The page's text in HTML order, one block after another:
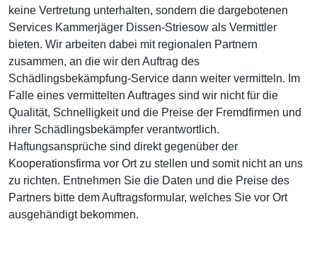
keine Vertretung unterhalten, sondern die dargebotenen
Services Kammerjäger Dissen-Striesow als Vermittler
bieten. Wir arbeiten dabei mit regionalen Partnern
zusammen, an die wir den Auftrag des
Schädlingsbekämpfung-Service dann weiter vermitteln. Im
Falle eines vermittelten Auftrages sind wir nicht für die
Qualität, Schnelligkeit und die Preise der Fremdfirmen und
ihrer Schädlingsbekämpfer verantwortlich.
Haftungsansprüche sind direkt gegenüber der
Kooperationsfirma vor Ort zu stellen und somit nicht an uns
zu richten. Entnehmen Sie die Daten und die Preise des
Partners bitte dem Auftragsformular, welches Sie vor Ort
ausgehändigt bekommen.